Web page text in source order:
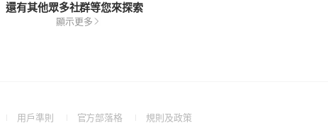
還有其他眾多社群等您來探索
顯示更多
(Open用戶準則
(Open官方部落格
(Open規則及政策(Open